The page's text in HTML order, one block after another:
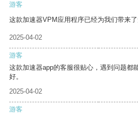
游客
这款加速器VPM应用程序已经为我们带来了
2025-04-02
游客
这款加速器app的客服很贴心，遇到问题都
好。
2025-04-02
游客